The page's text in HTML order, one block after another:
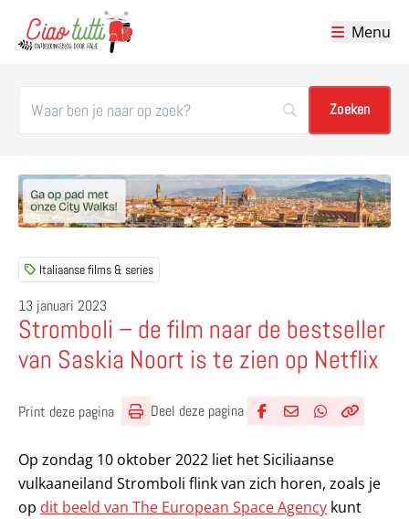
Menu
Italiaanse films & series
13 januari 2023
Stromboli – de film naar de bestseller
van Saskia Noort is te zien op Netflix
Print deze pagina Deel deze pagina
Op zondag 10 oktober 2022 liet het Siciliaanse
vulkaaneiland Stromboli flink van zich horen, zoals je
op dit beeld van The European Space Agency kunt